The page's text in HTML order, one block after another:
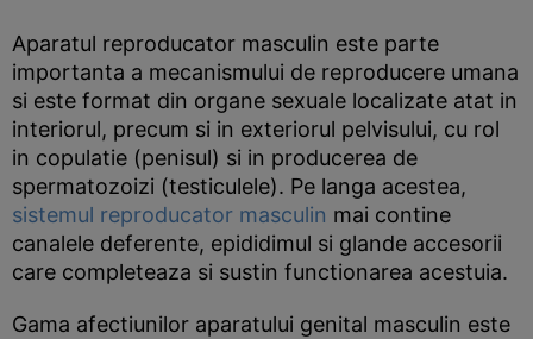
Aparatul reproducator masculin este parte
importanta a mecanismului de reproducere umana
si este format din organe sexuale localizate atat in
interiorul, precum si in exteriorul pelvisului, cu rol
in copulatie (penisul) si in producerea de
spermatozoizi (testiculele). Pe langa acestea,
sistemul reproducator masculin mai contine
canalele deferente, epididimul si glande accesorii
care completeaza si sustin functionarea acestuia.
Gama afectiunilor aparatului genital masculin este